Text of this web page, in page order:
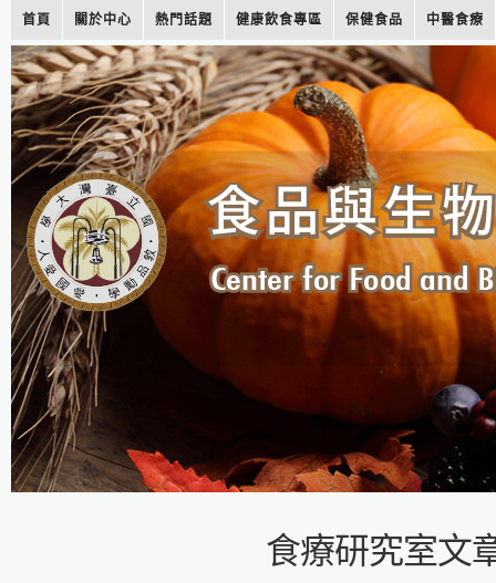
首頁 關於中心 熱門話題 健康飲食專區 保健食品 中醫食療
食療研究室文